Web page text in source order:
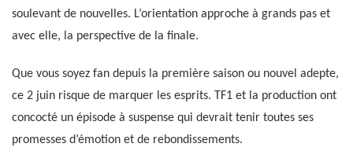
soulevant de nouvelles. L’orientation approche à grands pas et
avec elle, la perspective de la finale.
Que vous soyez fan depuis la première saison ou nouvel adepte,
ce 2 juin risque de marquer les esprits. TF1 et la production ont
concocté un épisode à suspense qui devrait tenir toutes ses
promesses d’émotion et de rebondissements.